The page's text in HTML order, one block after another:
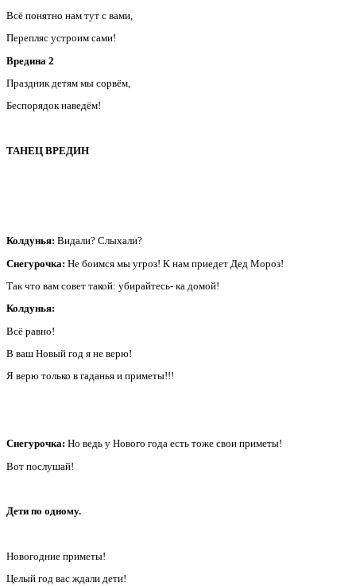
Всё понятно нам тут с вами,
Перепляс устроим сами!
Вредина 2
Праздник детям мы сорвём,
Беспорядок наведём!
ТАНЕЦ ВРЕДИН
Колдунья: Видали? Слыхали?
Снегурочка: Не боимся мы угроз! К нам приедет Дед Мороз!
Так что вам совет такой: убирайтесь- ка домой!
Колдунья:
Всё равно!
В ваш Новый год я не верю!
Я верю только в гаданья и приметы!!!
Снегурочка: Но ведь у Нового года есть тоже свои приметы!
Вот послушай!
Дети по одному.
Новогодние приметы!
Целый год вас ждали дети!